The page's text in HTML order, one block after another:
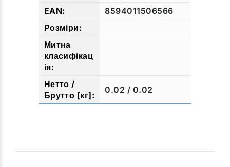
8594011506566
0.02 / 0.02